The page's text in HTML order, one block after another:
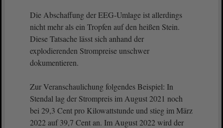
Die Abschaffung der EEG-Umlage ist allerdings
nicht mehr als ein Tropfen auf den heißen Stein.
Diese Tatsache lässt sich anhand der
explodierenden Strompreise unschwer
dokumentieren.
Zur Veranschaulichung folgendes Beispiel: In
Stendal lag der Strompreis im August 2021 noch
bei 29,3 Cent pro Kilowattstunde und stieg im März
2022 auf 39,7 Cent an. Im August 2022 wird der